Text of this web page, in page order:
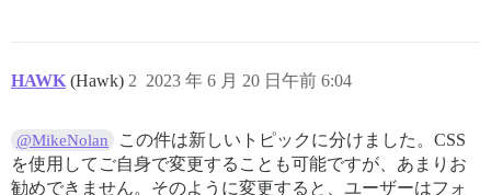
HAWK (Hawk) 2023 年 6 月 20 日午前 6:04
2
@MikeNolan
この件は新しいトピックに分けました。CSS
を使用してご自身で変更することも可能ですが、あまりお
勧めできません。そのように変更すると、ユーザーはフォ